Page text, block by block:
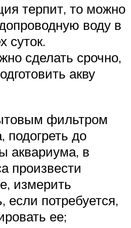
терпит, то можно
воду в
суток.
сделать срочно,
акву
фильтром
подогреть до
аквариума, в
произвести
измерить
если потребуется,
ее;